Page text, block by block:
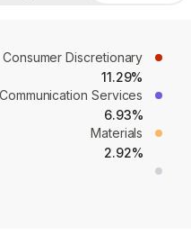
Consumer Discretionary
11.29%
Communication Services
6.93%
Materials
2.92%